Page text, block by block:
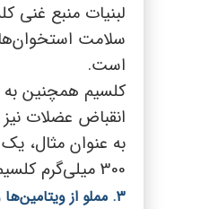
لبنیات منبع غنی
سلامت
است.
کلسیم همچنین
انقباض عضلات
به عنوان مثال،
300 میلی‌گرم کلسیم است.
3. مملو از ویتامین‌ها و مواد معدنی: